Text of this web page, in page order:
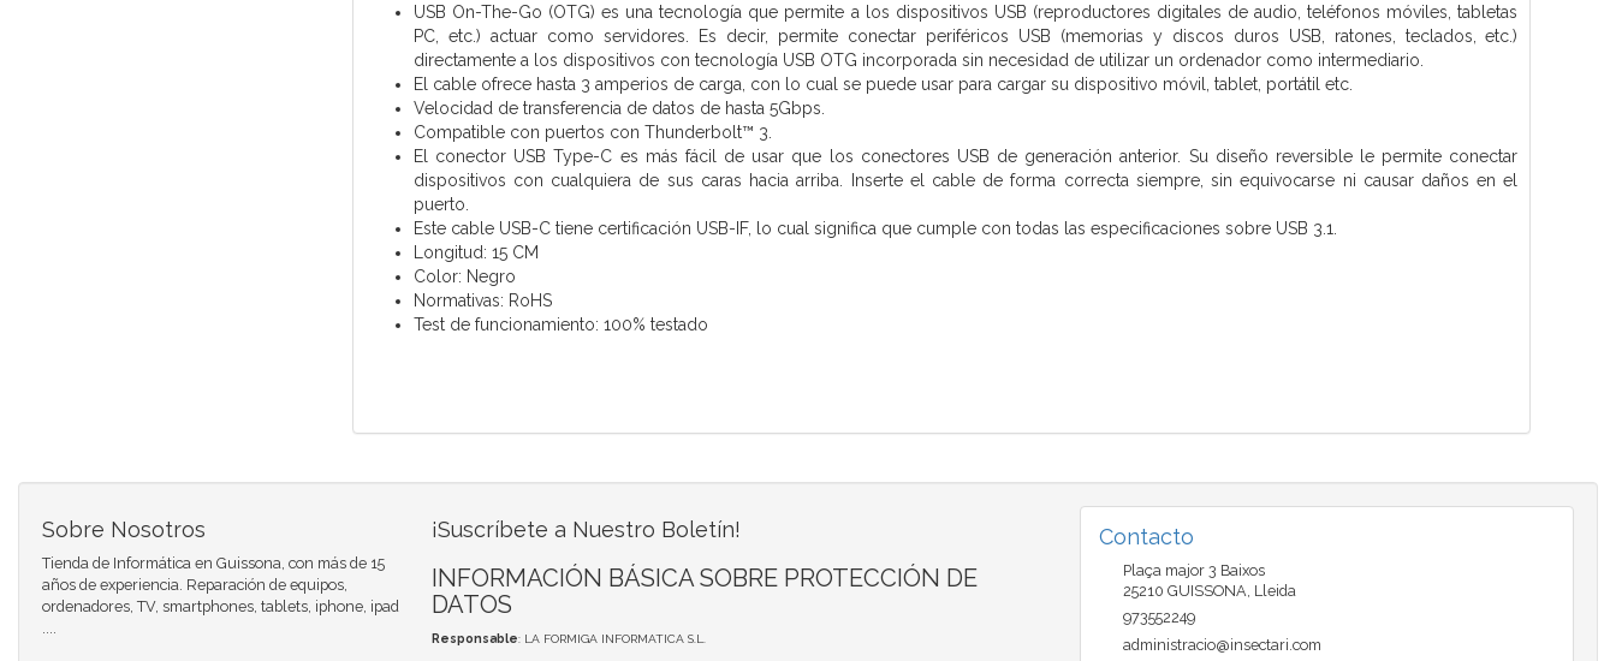
USB On-The-Go (OTG) es una tecnología que permite a los dispositivos USB (reproductores digitales de audio, teléfonos móviles, tabletas
PC, etc.) actuar como servidores. Es decir, permite conectar periféricos USB (memorias y discos duros USB, ratones, teclados, etc.)
directamente a los dispositivos con tecnología USB OTG incorporada sin necesidad de utilizar un ordenador como intermediario.
El cable ofrece hasta 3 amperios de carga, con lo cual se puede usar para cargar su dispositivo móvil, tablet, portátil etc.
Velocidad de transferencia de datos de hasta 5Gbps.
Compatible con puertos con Thunderbolt™ 3.
El conector USB Type-C es más fácil de usar que los conectores USB de generación anterior. Su diseño reversible le permite conectar
dispositivos con cualquiera de sus caras hacia arriba. Inserte el cable de forma correcta siempre, sin equivocarse ni causar daños en el
puerto.
Este cable USB-C tiene certificación USB-IF, lo cual significa que cumple con todas las especificaciones sobre USB 3.1.
Longitud: 15 CM
Color: Negro
Normativas: RoHS
Test de funcionamiento: 100% testado
Sobre Nosotros
Tienda de Informática en Guissona, con más de 15
años de experiencia. Reparación de equipos,
ordenadores, TV, smartphones, tablets, iphone, ipad
....
¡Suscríbete a Nuestro Boletín!
INFORMACIÓN BÁSICA SOBRE PROTECCIÓN DE
DATOS
Responsable: LA FORMIGA INFORMATICA S.L.
Contacto
Plaça major 3 Baixos
25210 GUISSONA, Lleida
973552249
administracio@insectari.com